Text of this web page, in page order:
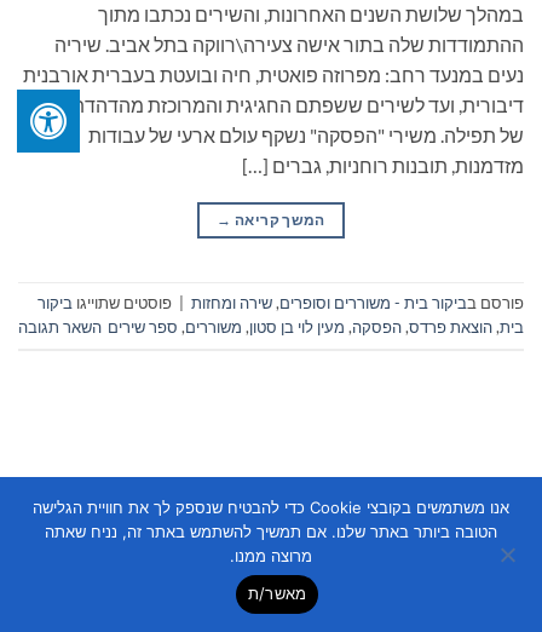
במהלך שלושת השנים האחרונות, והשירים נכתבו מתוך
ההתמודדות שלה בתור אישה צעירה\רווקה בתל אביב. שיריה
נעים במנעד רחב: מפרוזה פואטית, חיה ובועטת בעברית אורבנית
דיבורית, ועד לשירים ששפתם החגיגית והמרוכזת מהדהדת דיבור
של תפילה. משירי "הפסקה" נשקף עולם ארעי של עבודות
מזדמנות, תובנות רוחניות, גברים […]
המשך קריאה →
פורסם בביקור בית - משוררים וסופרים,שירה ומחזות פוסטים שתוייגו ביקור
בית,הוצאת פרדס,הפסקה, מעין לוי בן סטון, משוררים, ספר שירים השאר תגובה
Copyright 2026 © Flatsome Theme
אנו משתמשים בקובצי Cookie כדי להבטיח שנספק לך את חוויית הגלישה
הטובה ביותר באתר שלנו. אם תמשיך להשתמש באתר זה, נניח שאתה
מרוצה ממנו.
מאשר/ת